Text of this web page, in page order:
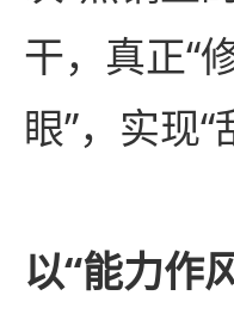
干，真正“
眼”，实现
以“能力作